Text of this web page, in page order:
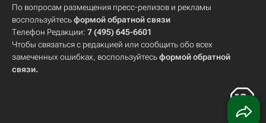
По вопросам размещения пресс-релизов и рекламы
воспользуйтесьформой обратной связи
Телефон Редакции: 7 (495) 645-6601
Чтобы связаться с редакцией или сообщить обо всех
замеченных ошибках, воспользуйтесьформой обратной
связи.